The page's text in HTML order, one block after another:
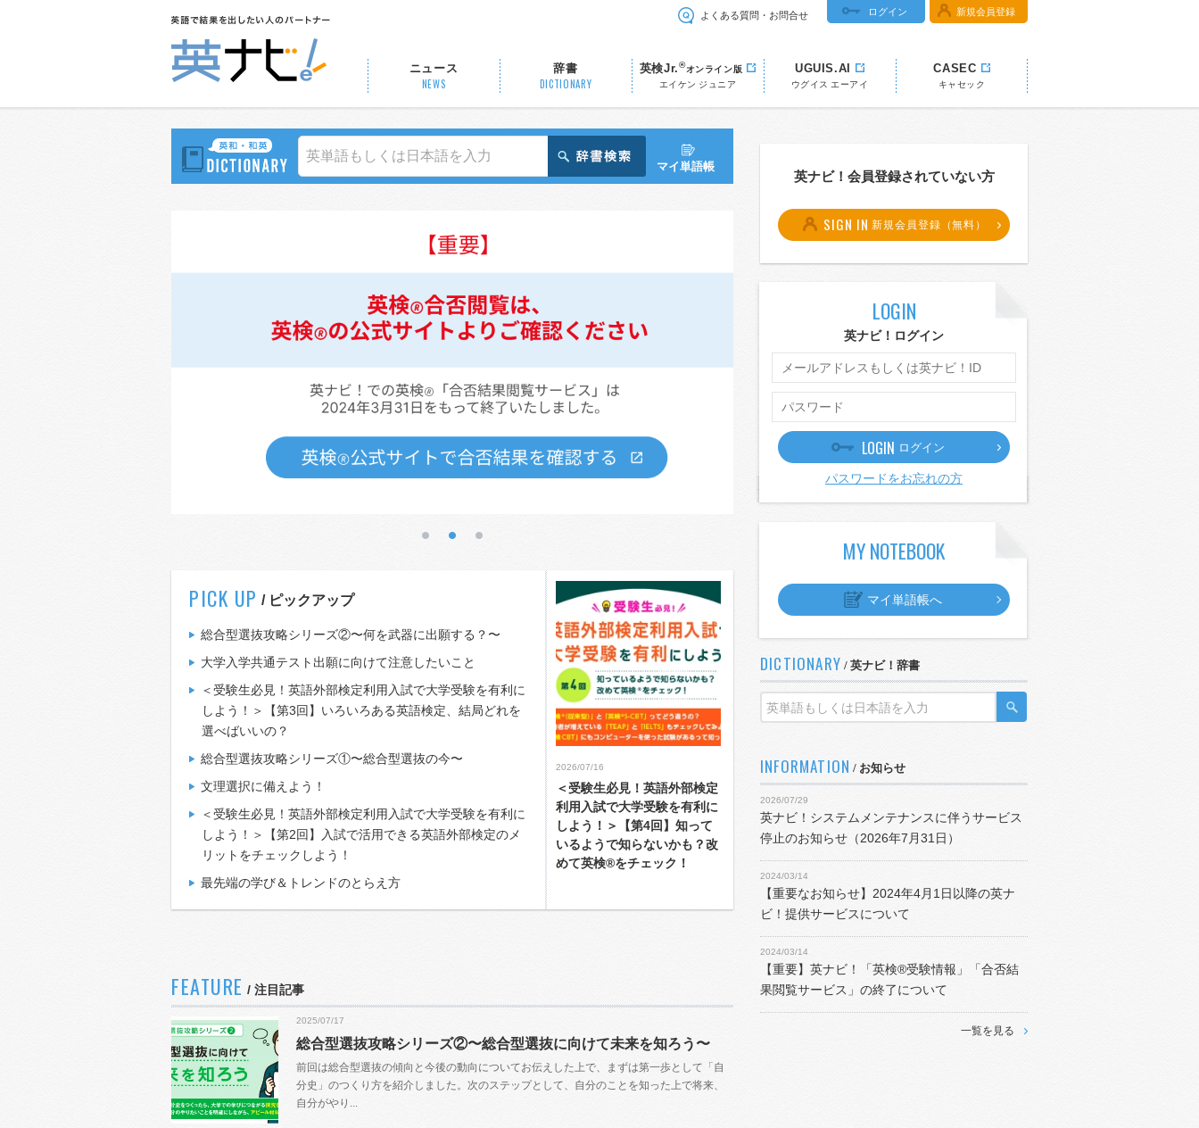
よくある質問・お問合せ ログイン 新規会員登録
ニュース
NEWS
辞書
DICTIONARY
英検Jr.®オンライン版
エイケン ジュニア
UGUIS.AI
ウグイス エーアイ
CASEC
キャセック
マイ単語帳
PICK UP / ピックアップ
総合型選抜攻略シリーズ②〜何を武器に出願する？〜
大学入学共通テスト出願に向けて注意したいこと
＜受験生必見！英語外部検定利用入試で大学受験を有利に
しよう！＞【第3回】いろいろある英語検定、結局どれを
選べばいいの？
総合型選抜攻略シリーズ①〜総合型選抜の今〜
文理選択に備えよう！
＜受験生必見！英語外部検定利用入試で大学受験を有利に
しよう！＞【第2回】入試で活用できる英語外部検定のメ
リットをチェックしよう！
最先端の学び＆トレンドのとらえ方
2026/07/16
＜受験生必見！英語外部検定
利用入試で大学受験を有利に
しよう！＞【第4回】知って
いるようで知らないかも？改
めて英検®をチェック！
FEATURE / 注目記事
2025/07/17
総合型選抜攻略シリーズ②〜総合型選抜に向けて未来を知ろう〜
前回は総合型選抜の傾向と今後の動向についてお伝えした上で、まずは第一歩として「自
分史」のつくり方を紹介しました。次のステップとして、自分のことを知った上で将来、
自分がやり...
英ナビ！会員登録されていない方
SIGN IN 新規会員登録（無料）
LOGIN
英ナビ！ログイン
LOGIN ログイン
パスワードをお忘れの方
MY NOTEBOOK
マイ単語帳へ
DICTIONARY / 英ナビ！辞書
INFORMATION / お知らせ
2026/07/29
英ナビ！システムメンテナンスに伴うサービス
停止のお知らせ（2026年7月31日）
2024/03/14
【重要なお知らせ】2024年4月1日以降の英ナ
ビ！提供サービスについて
2024/03/14
【重要】英ナビ！「英検®受験情報」「合否結
果閲覧サービス」の終了について
一覧を見る